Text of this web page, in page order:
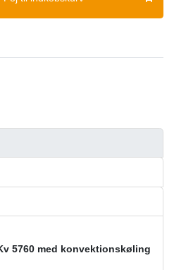
5760 med konvektionskøling